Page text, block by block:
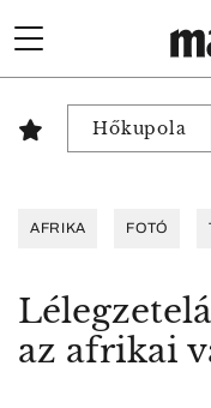
Hőkupola
AFRIKA FOTÓ
az afrikai